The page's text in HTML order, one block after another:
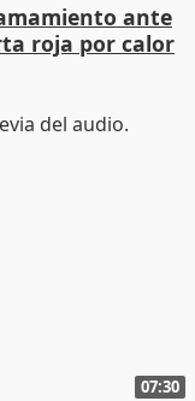
ante
roja por calor
07:30